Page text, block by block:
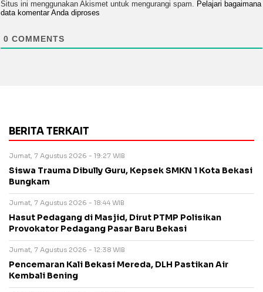
Situs ini menggunakan Akismet untuk mengurangi spam. Pelajari bagaimana
data komentar Anda diproses
0 COMMENTS
BERITA TERKAIT
Jumat, 7 Agustus 2026 - 19:27 WIB
Siswa Trauma Dibully Guru, Kepsek SMKN 1 Kota Bekasi
Bungkam
Jumat, 7 Agustus 2026 - 18:44 WIB
Hasut Pedagang di Masjid, Dirut PTMP Polisikan
Provokator Pedagang Pasar Baru Bekasi
Jumat, 7 Agustus 2026 - 12:38 WIB
Pencemaran Kali Bekasi Mereda, DLH Pastikan Air
Kembali Bening